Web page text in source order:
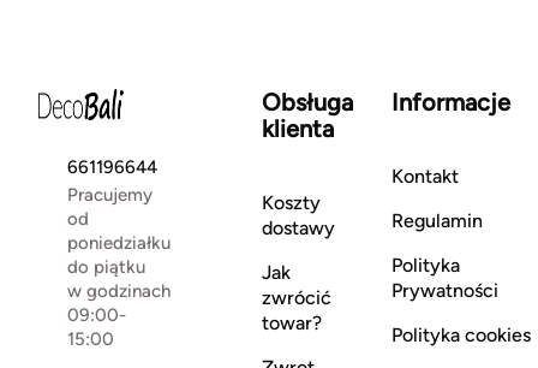
661196644
Pracujemy
od
poniedziałku
do piątku
w godzinach
09:00-
15:00
Obsługa
klienta
Koszty
dostawy
Jak
zwrócić
towar?
Informacje
Kontakt
Regulamin
Polityka
Prywatności
Polityka cookies